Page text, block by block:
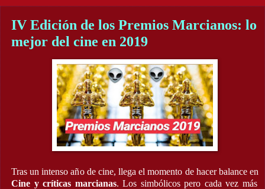
IV Edición de los Premios Marcianos: lo
mejor del cine en 2019
Tras un intenso año de cine, llega el momento de hacer balance en
Cine y críticas marcianas. Los simbólicos pero cada vez más